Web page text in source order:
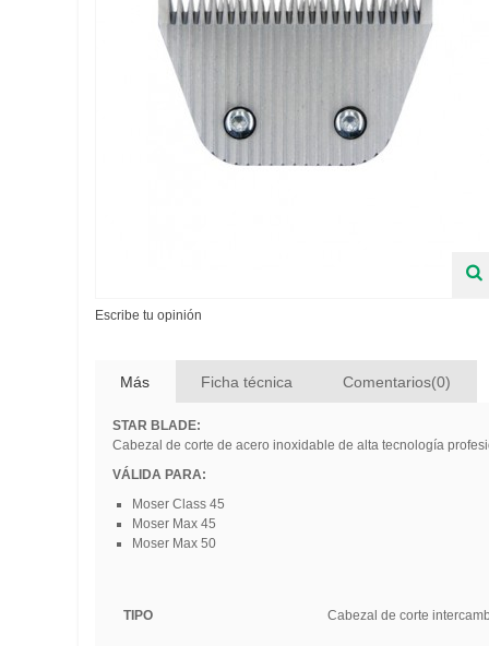
Escribe tu opinión
Más Ficha técnica Comentarios(0)
STAR BLADE:
Cabezal de corte de acero inoxidable de alta tecnología
VÁLIDA PARA:
Moser Class 45
Moser Max 45
Moser Max 50
TIPO Cabezal de corte